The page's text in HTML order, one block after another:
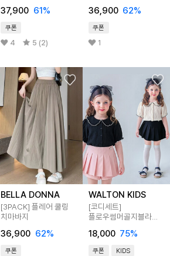
37,900 61%
쿠폰
4 5 (2)
36,900 62%
쿠폰
1
BELLA DONNA
[3PACK] 플레어 쿨링
치마바지
36,900 62%
쿠폰
WALTON KIDS
[코디세트]
플로우썸머골지블라우스
18,000 75%
쿠폰 KIDS